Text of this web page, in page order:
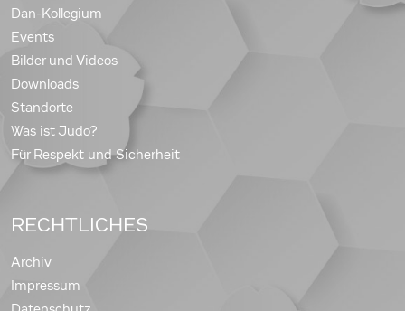
Dan-Kollegium
Events
Bilder und Videos
Downloads
Standorte
Was ist Judo?
Für Respekt und Sicherheit
RECHTLICHES
Archiv
Impressum